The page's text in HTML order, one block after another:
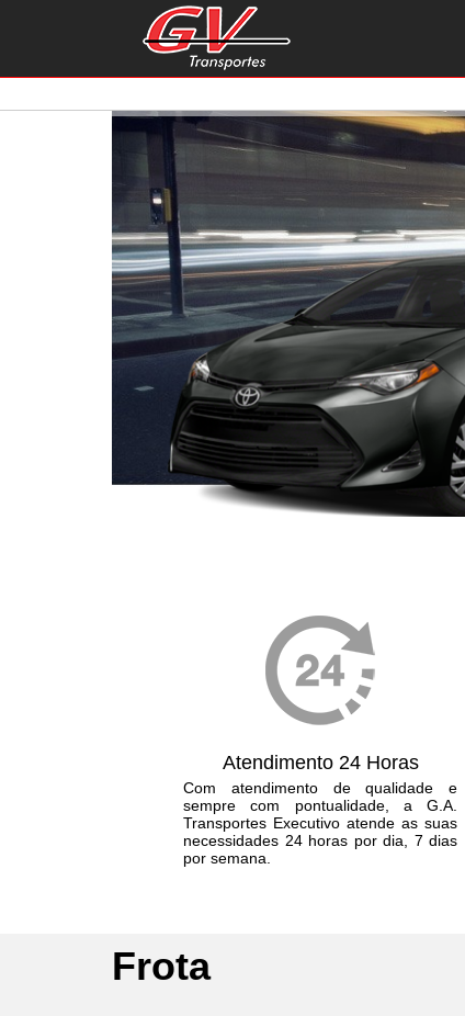
Atendimento 24 Horas
Com atendimento de qualidade e
sempre com pontualidade, a G.A.
Transportes Executivo atende as suas
necessidades 24 horas por dia, 7 dias
por semana.
Frota